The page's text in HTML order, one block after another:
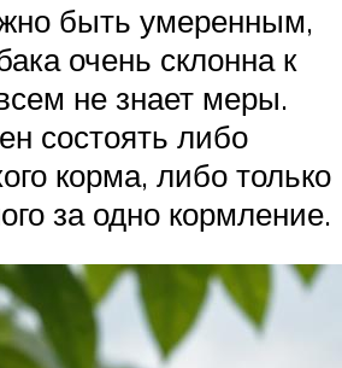
быть умеренным,
очень склонна к
не знает меры.
состоять либо
корма, либо только
за одно кормление.